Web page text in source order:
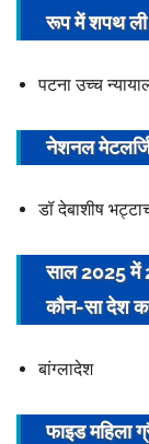
रूप में शपथ ली
पटना उच्च
नेशनल
डॉ देबाशीष
साल 2025 में
कौन-सा देश
बांग्लादेश
फाइड महिला